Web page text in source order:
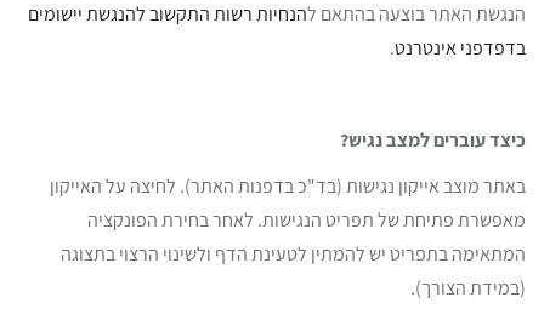
הנגשת האתר בוצעה בהתאם להנחיות רשות התקשוב להנגשת יישומים
בדפדפני אינטרנט.
כיצד עוברים למצב נגיש?
באתר מוצב אייקון נגישות (בד"כ בדפנות האתר). לחיצה על האייקון
מאפשרת פתיחת של תפריט הנגישות. לאחר בחירת הפונקציה
המתאימה בתפריט יש להמתין לטעינת הדף ולשינוי הרצוי בתצוגה
(במידת הצורך).